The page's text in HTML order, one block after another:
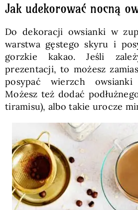
Jak udekorować nocną
Do dekoracji owsianki w
warstwa gęstego skyru i
gorzkie kakao. Jeśli
prezentacji, to możesz
posypać wierzch
Możesz też dodać
tiramisu), albo takie urocze